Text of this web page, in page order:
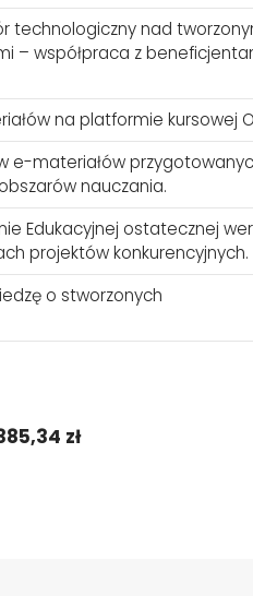
technologiczny nad
– współpraca z
na platformie kursowej
e-materiałów
nauczania.
Edukacyjnej ostatecznej
projektów konkurencyjnych.
o stworzonych
zł